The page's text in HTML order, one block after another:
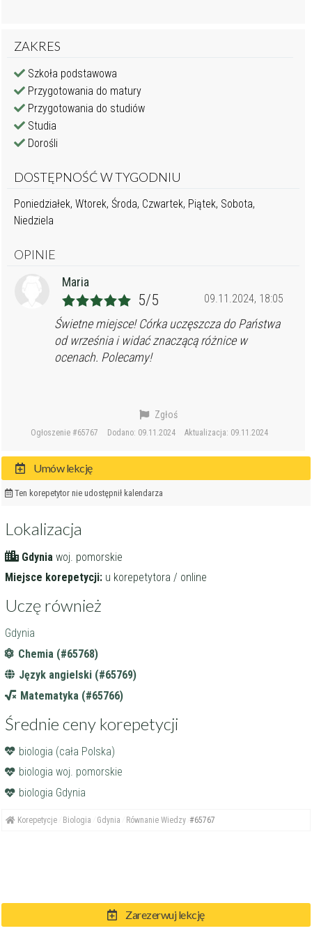
Zarezerwuj lekcję
ZAKRES
Szkoła podstawowa
Przygotowania do matury
Przygotowania do studiów
Studia
Dorośli
DOSTĘPNOŚĆ W TYGODNIU
Poniedziałek, Wtorek, Środa, Czwartek, Piątek, Sobota,
Niedziela
OPINIE
Maria
09.11.2024, 18:05
5/5
Świetne miejsce! Córka uczęszcza do Państwa
od września i widać znaczącą różnice w
ocenach. Polecamy!
Ogłoszenie #65767 Dodano: 09.11.2024 Aktualizacja: 09.11.2024
Zgłoś
Umów lekcję
Ten korepetytor nie udostępnił kalendarza
Lokalizacja
Gdynia woj. pomorskie
Miejsce korepetycji: u korepetytora / online
Uczę również
Gdynia
Chemia (#65768)
Język angielski (#65769)
Matematyka (#65766)
Średnie ceny korepetycji
biologia (cała Polska)
biologia woj. pomorskie
biologia Gdynia
Korepetycje Biologia Gdynia Równanie Wiedzy #65767